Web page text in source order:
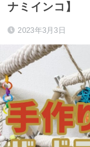
ナミインコ】
2023年3月3日